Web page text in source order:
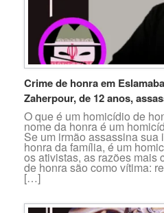
Crime de honra em
Zaherpour, de 12 anos,
O que é um homicídio de
nome da honra é um
Se um irmão assassina sua
honra da família, é um
os ativistas, as razões mais
de honra são como vítima:
[…]